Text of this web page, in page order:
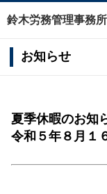
鈴木労務管理事務所
お知らせ
夏季休暇のお知
令和５年８月１